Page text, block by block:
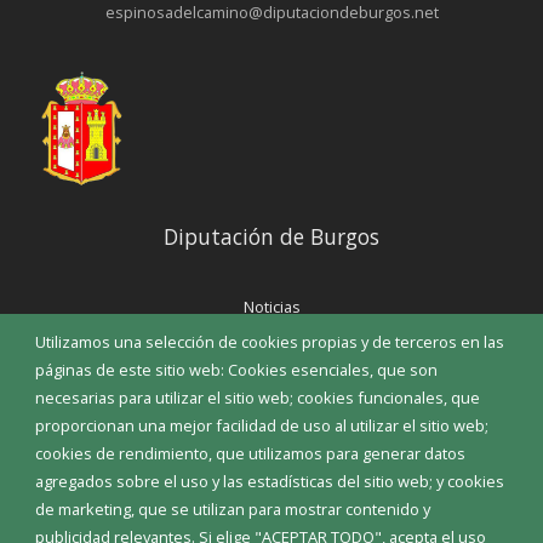
Utilizamos una selección de cookies propias y de terceros en las
páginas de este sitio web: Cookies esenciales, que son
necesarias para utilizar el sitio web; cookies funcionales, que
proporcionan una mejor facilidad de uso al utilizar el sitio web;
cookies de rendimiento, que utilizamos para generar datos
agregados sobre el uso y las estadísticas del sitio web; y cookies
de marketing, que se utilizan para mostrar contenido y
publicidad relevantes. Si elige "ACEPTAR TODO", acepta el uso
espinosadelcamino@diputaciondeburgos.net
Diputación de Burgos
Noticias
Eventos
Corporación Municipal
Teléfonos de interés
INICIAR SESIÓN
MAPA WEB